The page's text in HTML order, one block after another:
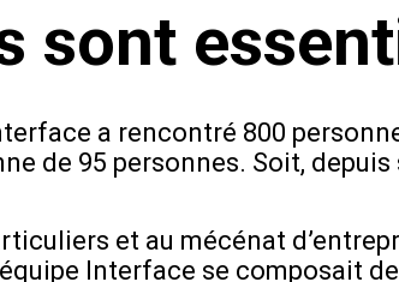
sont
a rencontré 800
de 95 personnes. Soit,
et au mécénat
Interface se composait